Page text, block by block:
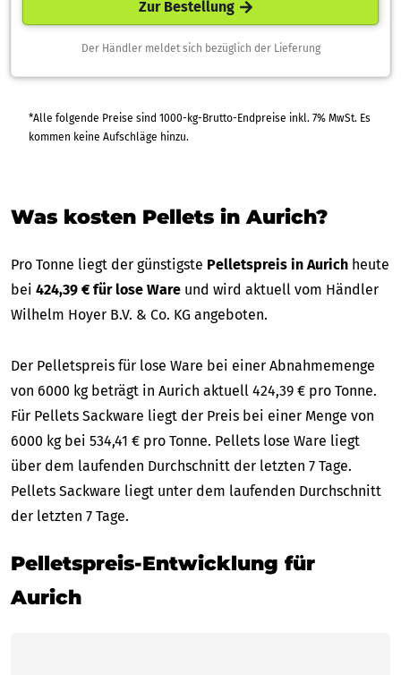
Zur Bestellung
Der Händler meldet sich bezüglich der Lieferung
*Alle folgende Preise sind 1000-kg-Brutto-Endpreise inkl. 7% MwSt. Es
kommen keine Aufschläge hinzu.
Was kosten Pellets in Aurich?
Pro Tonne liegt der günstigste Pelletspreis in Aurich heute
bei 424,39 € für lose Ware und wird aktuell vom Händler
Wilhelm Hoyer B.V. & Co. KG angeboten.
Der Pelletspreis für lose Ware bei einer Abnahmemenge
von 6000 kg beträgt in Aurich aktuell 424,39 € pro Tonne.
Für Pellets Sackware liegt der Preis bei einer Menge von
6000 kg bei 534,41 € pro Tonne. Pellets lose Ware liegt
über dem laufenden Durchschnitt der letzten 7 Tage.
Pellets Sackware liegt unter dem laufenden Durchschnitt
der letzten 7 Tage.
Pelletspreis-Entwicklung für
Aurich